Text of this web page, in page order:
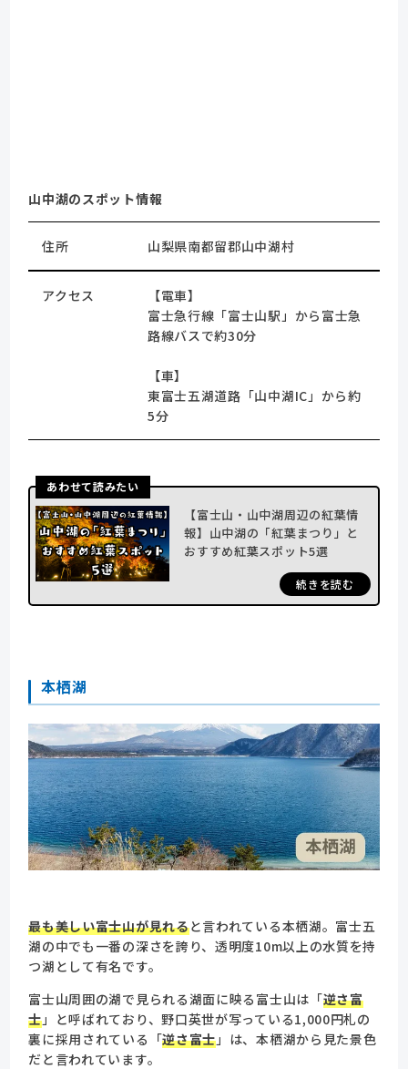
山中湖のスポット情報
住所 山梨県南都留郡山中湖村
アクセス
【電車】
富士急行線「富士山駅」から富士急
路線バスで約30分
【車】
東富士五湖道路「山中湖IC」から約
5分
あわせて読みたい
【富士山・山中湖周辺の紅葉情
報】山中湖の「紅葉まつり」と
おすすめ紅葉スポット5選
続きを読む
本栖湖
最も美しい富士山が見れると言われている本栖湖。富士五
湖の中でも一番の深さを誇り、透明度10m以上の水質を持
つ湖として有名です。
富士山周囲の湖で見られる湖面に映る富士山は「逆さ富
士」と呼ばれており、野口英世が写っている1,000円札の
裏に採用されている「逆さ富士」は、本栖湖から見た景色
だと言われています。